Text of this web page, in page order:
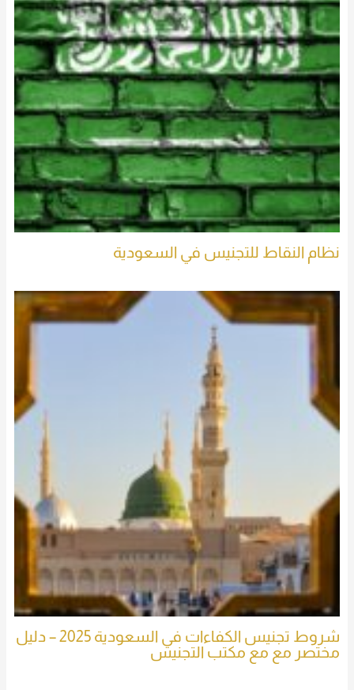
نظام النقاط للتجنيس في السعودية
شروط تجنيس الكفاءات في السعودية 2025 – دليل
مختصر مع مع مكتب التجنيس